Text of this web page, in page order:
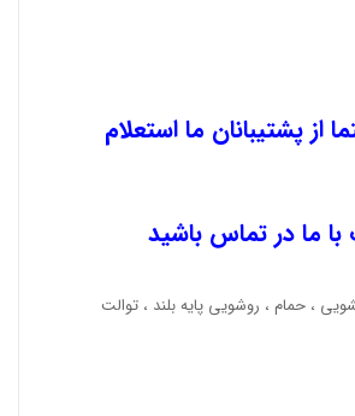
از پشتیبانان ما استعلام
ما در تماس باشید
، حمام ، روشویی پایه بلند ، توالت